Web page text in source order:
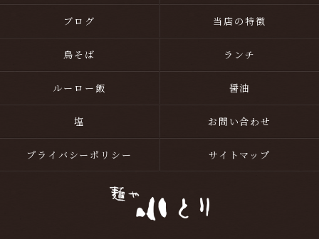
ブログ 当店の特徴
鳥そば ランチ
ルーロー飯 醤油
塩 お問い合わせ
プライバシーポリシー サイトマップ